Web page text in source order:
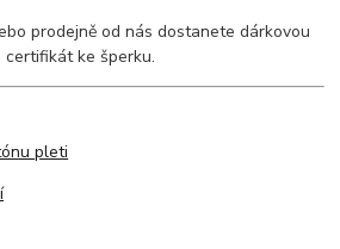
prodejně od nás dostanete dárkovou
ke šperku.
pleti